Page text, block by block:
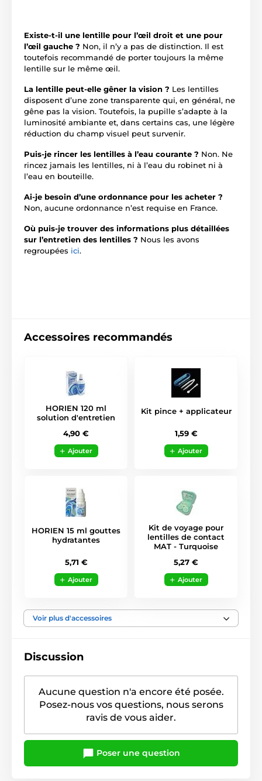
Existe-t-il une lentille pour l’œil droit et une pour
l’œil gauche ? Non, il n’y a pas de distinction. Il est
toutefois recommandé de porter toujours la même
lentille sur le même œil.
La lentille peut-elle gêner la vision ? Les lentilles
disposent d’une zone transparente qui, en général, ne
gêne pas la vision. Toutefois, la pupille s’adapte à la
luminosité ambiante et, dans certains cas, une légère
réduction du champ visuel peut survenir.
Puis-je rincer les lentilles à l’eau courante ? Non. Ne
rincez jamais les lentilles, ni à l’eau du robinet ni à
l’eau en bouteille.
Ai-je besoin d’une ordonnance pour les acheter ?
Non, aucune ordonnance n’est requise en France.
Où puis-je trouver des informations plus détaillées
sur l’entretien des lentilles ? Nous les avons
regroupées ici.
Accessoires recommandés
HORIEN 120 ml
solution d'entretien
4,90 €
Ajouter
Kit pince + applicateur
1,59 €
Ajouter
HORIEN 15 ml gouttes
hydratantes
5,71 €
Ajouter
Kit de voyage pour
lentilles de contact
MAT - Turquoise
5,27 €
Ajouter
Voir plus d'accessoires
Discussion
Aucune question n'a encore été posée.
Posez-nous vos questions, nous serons
ravis de vous aider.
Poser une question